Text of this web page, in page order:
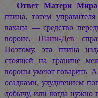
Ответ Матери
птица, тотем
вахана — средство
вороне, Шани-Дев
Поэтому, эта птица
стоящей на границе
вороны умеют говарить.
осадками, ухудшением
добычу, или когда нужно